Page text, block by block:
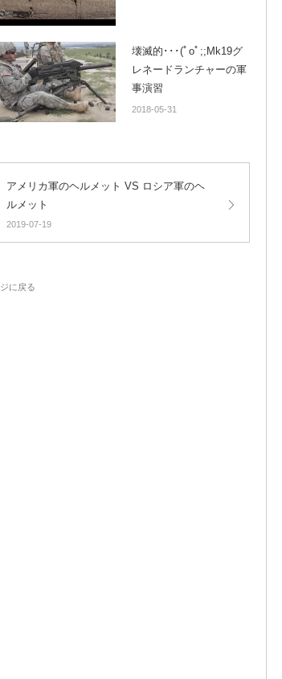
壊滅的･･･(ﾟoﾟ;;Mk19グ
レネードランチャーの軍
事演習
2018-05-31
アメリカ軍のヘルメット VS ロシア軍のヘ
ルメット
2019-07-19
に戻る